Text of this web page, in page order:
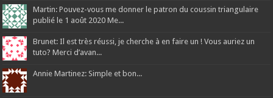
Martin: Pouvez-vous me donner le patron du coussin triangulaire
publié le 1 août 2020 Me...
Brunet: Il est très réussi, je cherche à en faire un ! Vous auriez un
tuto? Merci d’avan...
Annie Martinez: Simple et bon...